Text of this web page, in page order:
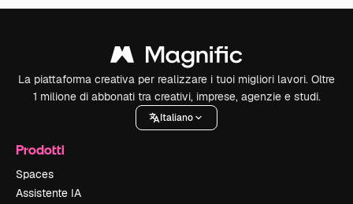
La piattaforma creativa per realizzare i tuoi migliori lavori. Oltre
1 milione di abbonati tra creativi, imprese, agenzie e studi.
Italiano
Prodotti
Spaces
Assistente IA